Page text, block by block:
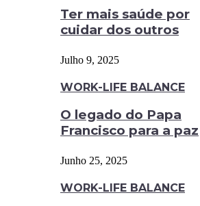
Ter mais saúde por
cuidar dos outros
Julho 9, 2025
WORK-LIFE BALANCE
O legado do Papa
Francisco para a paz
Junho 25, 2025
WORK-LIFE BALANCE